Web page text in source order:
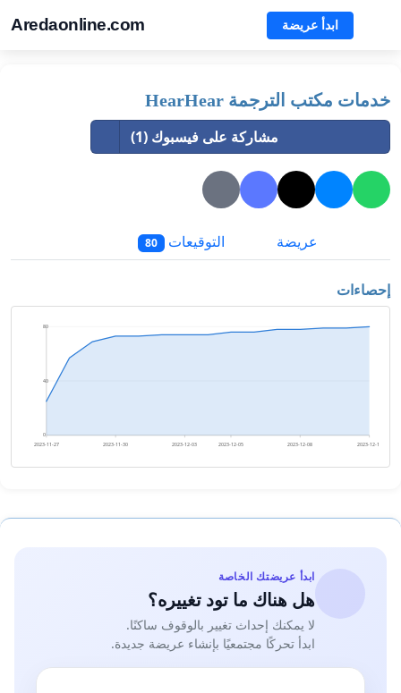
Aredaonline.com ابدأ عريضة
خدمات مكتب الترجمة HearHear
مشاركة على فيسبوك (1)
عريضة التوقيعات 80
إحصاءات
0
40
80
2023-11-27 2023-11-30 2023-12-03 2023-12-05 2023-12-08 2023-12-11
ابدأ عريضتك الخاصة
هل هناك ما تود تغييره؟
لا يمكنك إحداث تغيير بالوقوف ساكنًا.
ابدأ تحركًا مجتمعيًا بإنشاء عريضة جديدة.